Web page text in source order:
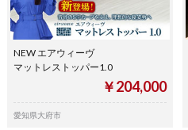
NEW エアウィーヴ
マットレストッパー1.0
￥204,000
愛知県大府市